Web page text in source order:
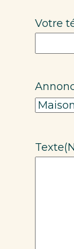
Votre
Texte